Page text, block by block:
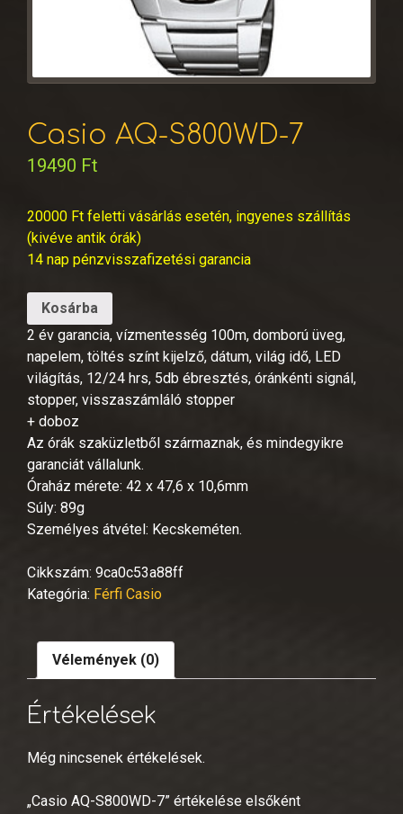
Casio AQ-S800WD-7
19490 Ft
20000 Ft feletti vásárlás esetén, ingyenes szállítás
(kivéve antik órák)
14 nap pénzvisszafizetési garancia
Kosárba
2 év garancia, vízmentesség 100m, domború üveg,
napelem, töltés színt kijelző, dátum, világ idő, LED
világítás, 12/24 hrs, 5db ébresztés, óránkénti signál,
stopper, visszaszámláló stopper
+ doboz
Az órák szaküzletből származnak, és mindegyikre
garanciát vállalunk.
Óraház mérete: 42 x 47,6 x 10,6mm
Súly: 89g
Személyes átvétel: Kecskeméten.
Cikkszám: 9ca0c53a88ff
Kategória: Férfi Casio
Vélemények (0)
Értékelések
Még nincsenek értékelések.
„Casio AQ-S800WD-7” értékelése elsőként